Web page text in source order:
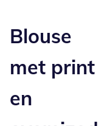
Blouse
met print
en